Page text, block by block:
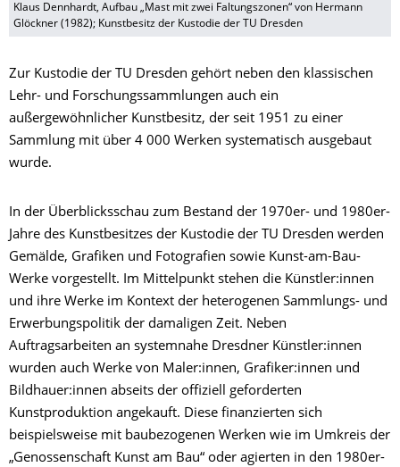
Klaus Dennhardt, Aufbau „Mast mit zwei Faltungszonen“ von Hermann
Glöckner (1982); Kunstbesitz der Kustodie der TU Dresden
Zur Kustodie der TU Dresden gehört neben den klassischen
Lehr- und Forschungssammlungen auch ein
außergewöhnlicher Kunstbesitz, der seit 1951 zu einer
Sammlung mit über 4 000 Werken systematisch ausgebaut
wurde.
In der Überblicksschau zum Bestand der 1970er- und 1980er-
Jahre des Kunstbesitzes der Kustodie der TU Dresden werden
Gemälde, Grafiken und Fotografien sowie Kunst-am-Bau-
Werke vorgestellt. Im Mittelpunkt stehen die Künstler:innen
und ihre Werke im Kontext der heterogenen Sammlungs- und
Erwerbungspolitik der damaligen Zeit. Neben
Auftragsarbeiten an systemnahe Dresdner Künstler:innen
wurden auch Werke von Maler:innen, Grafiker:innen und
Bildhauer:innen abseits der offiziell geforderten
Kunstproduktion angekauft. Diese finanzierten sich
beispielsweise mit baubezogenen Werken wie im Umkreis der
„Genossenschaft Kunst am Bau“ oder agierten in den 1980er-